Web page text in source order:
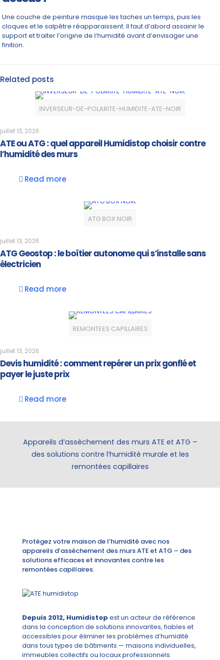
Une couche de peinture masque les taches un temps, puis les
cloques et le salpêtre réapparaissent. Il faut d’abord assainir le
support et traiter l’origine de l’humidité avant d’envisager une
finition.
Related posts
INVERSEUR-DE-POLARITE-HUMIDITE-ATE-NOIR
juillet 13, 2026
ATE ou ATG : quel appareil Humidistop choisir contre
l’humidité des murs
Read more
ATG BOX NOIR
juillet 13, 2026
ATG Geostop : le boîtier autonome qui s’installe sans
électricien
Read more
REMONTEES CAPILLAIRES
juillet 13, 2026
Devis humidité : comment repérer un prix gonflé et
payer le juste prix
Read more
Appareils d’assèchement des murs ATE et ATG –
des solutions contre l’humidité murale et les
remontées capillaires
Protégez votre maison de l’humidité avec nos
appareils d’assèchement des murs ATE et ATG – des
solutions efficaces et innovantes contre les
remontées capillaires.
Depuis 2012, Humidistop est un acteur de référence
dans la conception de solutions innovantes, fiables et
accessibles pour éliminer les problèmes d’humidité
dans tous types de bâtiments — maisons individuelles,
immeubles collectifs ou locaux professionnels.